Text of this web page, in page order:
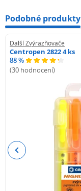
Podobné produkty
Další Zvýrazňovače
Centropen 2822 4 ks
88 %
(30 hodnocení)
Previous